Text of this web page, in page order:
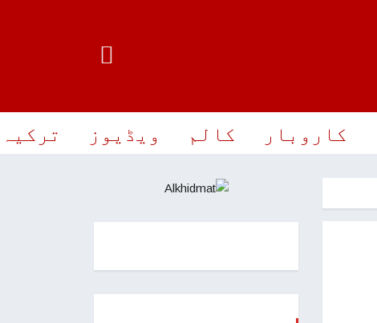
کاروبار کالم ویڈیوز